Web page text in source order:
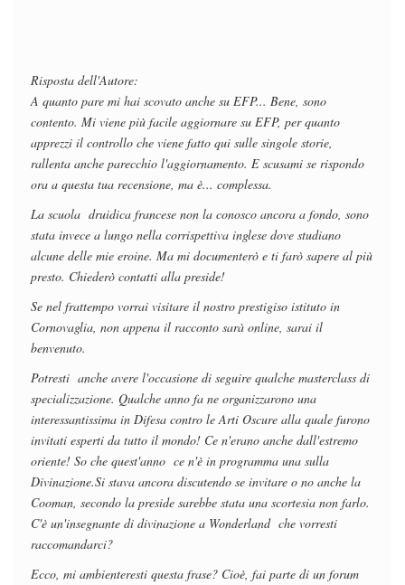
Risposta dell'Autore:
A quanto pare mi hai scovato anche su EFP... Bene, sono
contento. Mi viene più facile aggiornare su EFP, per quanto
apprezzi il controllo che viene fatto qui sulle singole storie,
rallenta anche parecchio l'aggiornamento. E scusami se rispondo
ora a questa tua recensione, ma è... complessa.
La scuola druidica francese non la conosco ancora a fondo, sono
stata invece a lungo nella corrispettiva inglese dove studiano
alcune delle mie eroine. Ma mi documenterò e ti farò sapere al più
presto. Chiederò contatti alla preside!
Se nel frattempo vorrai visitare il nostro prestigiso istituto in
Cornovaglia, non appena il racconto sarà online, sarai il
benvenuto.
Potresti anche avere l'occasione di seguire qualche masterclass di
specializzazione. Qualche anno fa ne organizzarono una
interessantissima in Difesa contro le Arti Oscure alla quale furono
invitati esperti da tutto il mondo! Ce n'erano anche dall'estremo
oriente! So che quest'anno ce n'è in programma una sulla
Divinazione.Si stava ancora discutendo se invitare o no anche la
Cooman, secondo la preside sarebbe stata una scortesia non farlo.
C'è un'insegnante di divinazione a Wonderland che vorresti
raccomandarci?
Ecco, mi ambienteresti questa frase? Cioè, fai parte di un forum